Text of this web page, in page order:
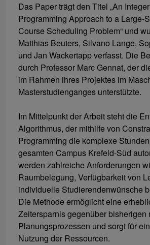
Das Paper trägt den Titel „An
Programming Approach to a Large-
Course Scheduling Problem“ und
Matthias Beuters, Silvano Lange,
und Jan Wackertapp verfasst. Die
durch Professor Marc Gennat, der
im Rahmen ihres Projektes im
Masterstudienganges unterstützte.
Im Mittelpunkt der Arbeit steht die
Algorithmus, der mithilfe von
Programming die komplexe
gesamten Campus Krefeld-Süd
werden zahlreiche Anforderungen
Raumbelegung, Verfügbarkeit von
individuelle Studierendenwünsche
Die Methode ermöglicht eine
Zeitersparnis gegenüber bisherigen
Planungsprozessen und sorgt für
Nutzung der Ressourcen.